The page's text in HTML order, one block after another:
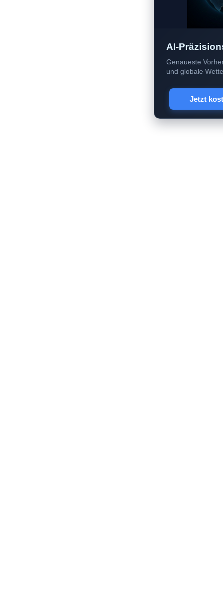
AI-
Genaueste
und globale
Jetzt